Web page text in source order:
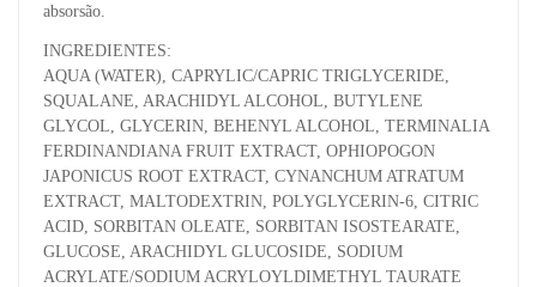
absorsão.
INGREDIENTES:
AQUA (WATER), CAPRYLIC/CAPRIC TRIGLYCERIDE,
SQUALANE, ARACHIDYL ALCOHOL, BUTYLENE
GLYCOL, GLYCERIN, BEHENYL ALCOHOL, TERMINALIA
FERDINANDIANA FRUIT EXTRACT, OPHIOPOGON
JAPONICUS ROOT EXTRACT, CYNANCHUM ATRATUM
EXTRACT, MALTODEXTRIN, POLYGLYCERIN-6, CITRIC
ACID, SORBITAN OLEATE, SORBITAN ISOSTEARATE,
GLUCOSE, ARACHIDYL GLUCOSIDE, SODIUM
ACRYLATE/SODIUM ACRYLOYLDIMETHYL TAURATE